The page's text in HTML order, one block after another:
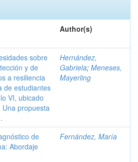
Author(s)
sobre
y de
a resiliencia
de estudiantes
VI, ubicado
propuesta
Hernández,
Gabriela; Meneses,
Mayerling
de
Abordaje
Fernández, María